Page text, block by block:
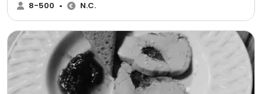
8-500 • N.C.